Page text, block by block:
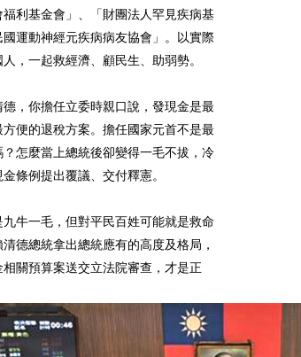
利基金會」、「財團法人罕見疾病基
運動神經元疾病病友協會」。以實際
，一起救經濟、顧民生、助弱勢。
，你擔任立委時親口說，發現金是最
便的退稅方案。擔任國家元首不是最
怎麼當上總統後卻變得一毛不拔，冷
條例提出覆議、交付釋憲。
牛一毛，但對平民百姓可能就是救命
德總統拿出總統應有的高度及格局，
關預算案送交立法院審查，才是正